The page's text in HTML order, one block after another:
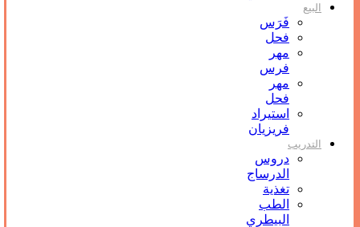
البيع
فَرَس
فحل
مهر
فرس
مهر
فحل
استيراد
فريزيان
التدريب
دروس
الدرساج
تغذية
الطب
البيطري